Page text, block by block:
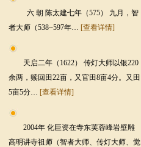
六 朝 陈太建七年（575） 九月，智
者大师（538~597年… [查看详情]
天启二年（1622） 传灯大师以银220
余两，赎回田22亩，又官田8亩4分。又田
5亩5分… [查看详情]
2004年 化巨资在寺东芙蓉峰岩壁雕
高明讲寺祖师（智者大师、传灯大师、觉